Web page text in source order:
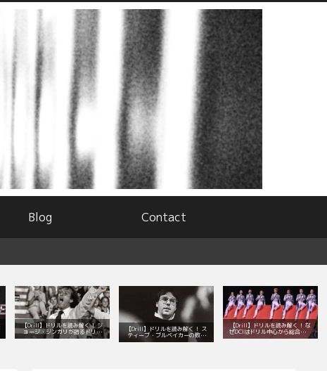
Blog Contact
【Drill】ドリルを読み解く！ ジ
ョージ・ジンガリが語るドリル
デザインの本質とは？
【Drill】ドリルを読み解く！ ス
ティーブ・ブルベイカーの数学
的で音楽的なドリル
【Drill】ドリルを読み解く！ な
ぜDCIはドリル中心から総合演出
へと変わったのか？